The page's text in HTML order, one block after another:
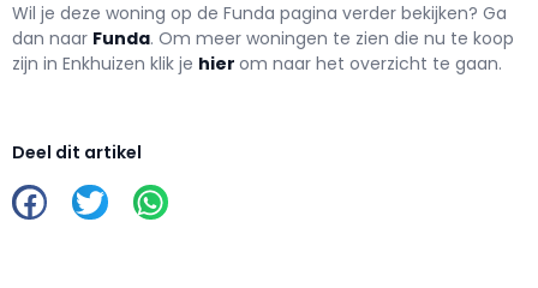
Wil je deze woning op de Funda pagina verder bekijken? Ga
dan naar Funda. Om meer woningen te zien die nu te koop
zijn in Enkhuizen klik je hier om naar het overzicht te gaan.
Deel dit artikel